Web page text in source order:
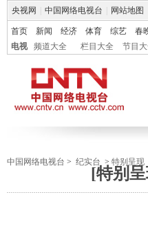
央视网 中国网络电视台 网站地图
首页 新闻 经济 体育 综艺 春
电视
频道大全 栏目大全 节目
中国网络电视台 > 纪实台 > 特别呈现
[特别